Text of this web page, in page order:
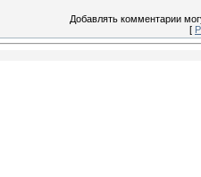
Добавлять комментарии
[